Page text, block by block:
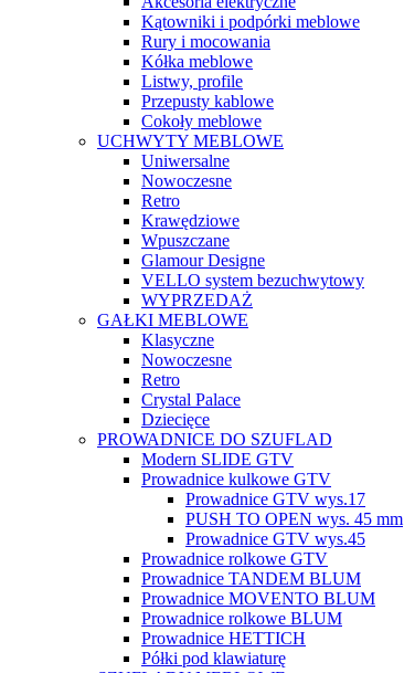
Kątowniki i podpórki meblowe
Rury i mocowania
Kółka meblowe
Listwy, profile
Przepusty kablowe
Cokoły meblowe
UCHWYTY MEBLOWE
Uniwersalne
Nowoczesne
Retro
Krawędziowe
Wpuszczane
Glamour Designe
VELLO system bezuchwytowy
WYPRZEDAŻ
GAŁKI MEBLOWE
Klasyczne
Nowoczesne
Retro
Crystal Palace
Dziecięce
PROWADNICE DO SZUFLAD
Modern SLIDE GTV
Prowadnice kulkowe GTV
Prowadnice GTV wys.17
PUSH TO OPEN wys. 45 mm
Prowadnice GTV wys.45
Prowadnice rolkowe GTV
Prowadnice TANDEM BLUM
Prowadnice MOVENTO BLUM
Prowadnice rolkowe BLUM
Prowadnice HETTICH
Półki pod klawiaturę